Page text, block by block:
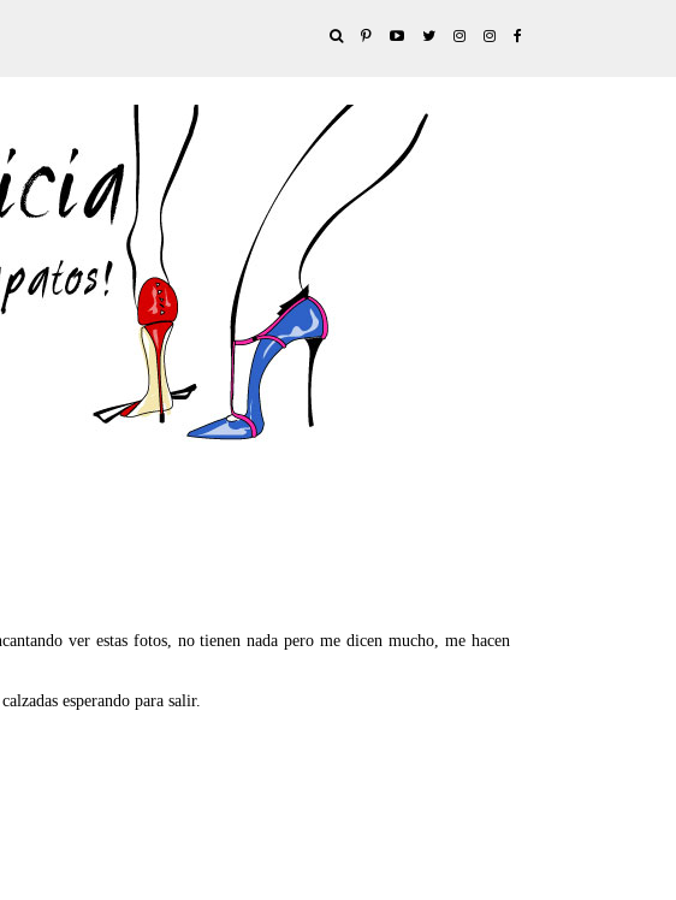
ver estas fotos, no tienen nada pero me dicen mucho, me hacen
esperando para salir.